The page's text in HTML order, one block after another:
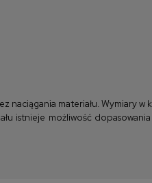
materiału. Wymiary
istnieje możliwość